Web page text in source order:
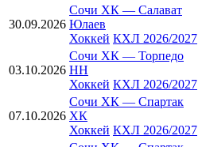
30.09.2026
Сочи ХК — Салават
Юлаев
Хоккей КХЛ 2026/2027
03.10.2026
Сочи ХК — Торпедо
НН
Хоккей КХЛ 2026/2027
07.10.2026
Сочи ХК — Спартак
ХК
Хоккей КХЛ 2026/2027